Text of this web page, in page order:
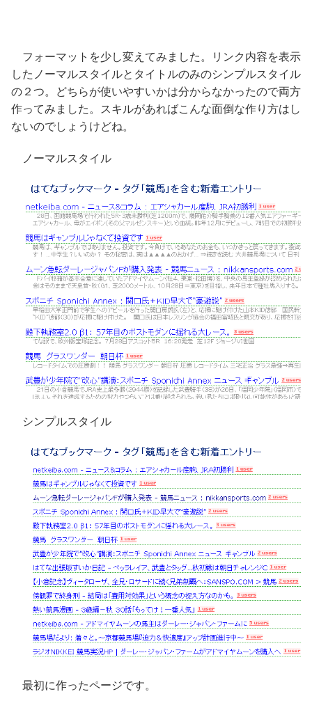
フォーマットを少し変えてみました。リンク内容を表示
したノーマルスタイルとタイトルのみのシンプルスタイル
の２つ。どちらが使いやすいかは分からなかったので両方
作ってみました。スキルがあればこんな面倒な作り方はし
ないのでしょうけどね。
ノーマルスタイル
シンプルスタイル
最初に作ったページです。